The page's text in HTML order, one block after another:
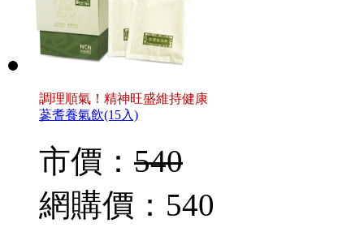
調理順氣！精神旺盛維持健康
蔘耆養氣飲(15入)
市價： 540
網購價： 540